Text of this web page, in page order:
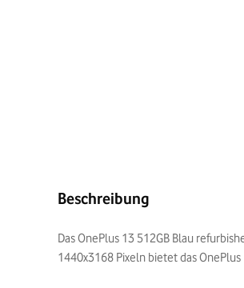
Beschreibung
Das OnePlus 13 512GB Blau
1440x3168 Pixeln bietet das